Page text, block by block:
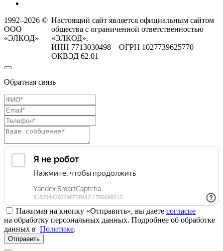
1992–2026 ©
ООО
«ЭЛКОД»
Настоящий сайт является официальным сайтом
общества с ограниченной ответственностью
«ЭЛКОД».
ИНН 7713030498 ОГРН 1027739625770
ОКВЭД 62.01
Обратная связь
Нажимая на кнопку «Отправить», вы даете согласие
на обработку персональных данных. Подробнее об обработке
данных в Политике.
Отправить